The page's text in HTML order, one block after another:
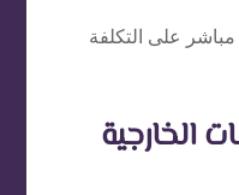
على التكلفة
الخارجية